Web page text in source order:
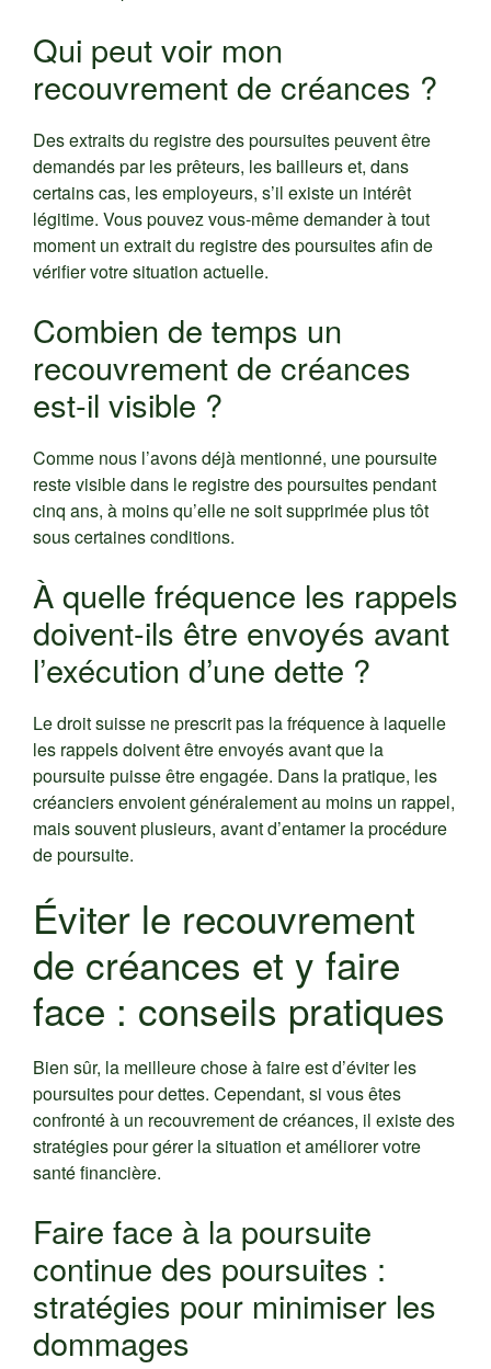
Qui peut voir mon
recouvrement de créances ?
Des extraits du registre des poursuites peuvent être
demandés par les prêteurs, les bailleurs et, dans
certains cas, les employeurs, s’il existe un intérêt
légitime. Vous pouvez vous-même demander à tout
moment un extrait du registre des poursuites afin de
vérifier votre situation actuelle.
Combien de temps un
recouvrement de créances
est-il visible ?
Comme nous l’avons déjà mentionné, une poursuite
reste visible dans le registre des poursuites pendant
cinq ans, à moins qu’elle ne soit supprimée plus tôt
sous certaines conditions.
À quelle fréquence les rappels
doivent-ils être envoyés avant
l’exécution d’une dette ?
Le droit suisse ne prescrit pas la fréquence à laquelle
les rappels doivent être envoyés avant que la
poursuite puisse être engagée. Dans la pratique, les
créanciers envoient généralement au moins un rappel,
mais souvent plusieurs, avant d’entamer la procédure
de poursuite.
Éviter le recouvrement
de créances et y faire
face : conseils pratiques
Bien sûr, la meilleure chose à faire est d’éviter les
poursuites pour dettes. Cependant, si vous êtes
confronté à un recouvrement de créances, il existe des
stratégies pour gérer la situation et améliorer votre
santé financière.
Faire face à la poursuite
continue des poursuites :
stratégies pour minimiser les
dommages